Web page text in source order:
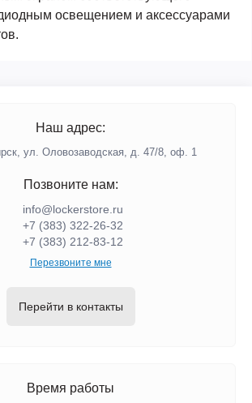
освещением и аксессуарами
Наш адрес:
ул. Оловозаводская, д. 47/8, оф. 1
Позвоните нам:
info@lockerstore.ru
+7 (383) 322-26-32
+7 (383) 212-83-12
Перезвоните мне
Перейти в контакты
Время работы